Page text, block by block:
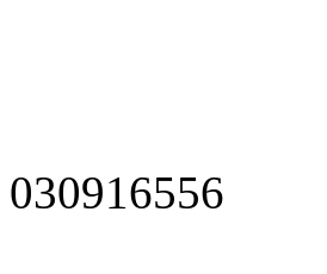
030916556